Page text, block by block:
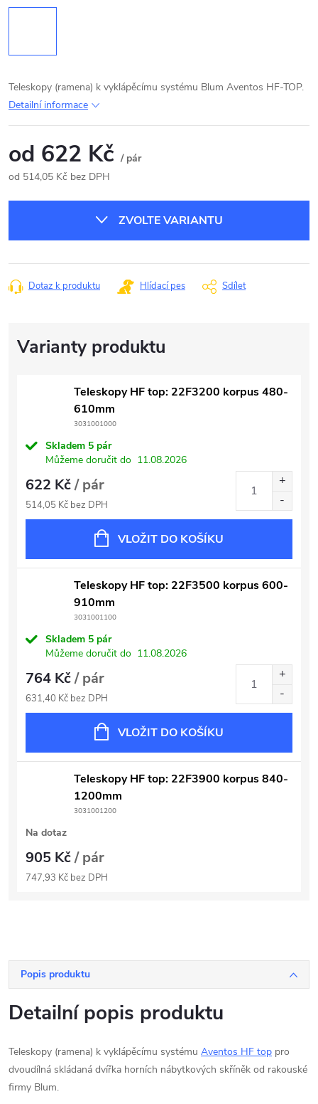
Teleskopy (ramena) k vyklápěcímu systému Blum Aventos HF-TOP.
Detailní informace
od 622 Kč / pár
od 514,05 Kč bez DPH
ZVOLTE VARIANTU
Dotaz k produktu Hlídací pes Sdílet
Teleskopy HF top: 22F3200 korpus 480-
610mm
3031001000
Skladem 5 pár
Můžeme doručit do 11.08.2026
622 Kč/ pár
514,05 Kč bez DPH
VLOŽIT DO KOŠÍKU
Teleskopy HF top: 22F3500 korpus 600-
910mm
3031001100
Skladem 5 pár
Můžeme doručit do 11.08.2026
764 Kč/ pár
631,40 Kč bez DPH
VLOŽIT DO KOŠÍKU
Teleskopy HF top: 22F3900 korpus 840-
1200mm
3031001200
Na dotaz
905 Kč/ pár
747,93 Kč bez DPH
Popis produktu
Detailní popis produktu
Teleskopy (ramena) k vyklápěcímu systému Aventos HF top pro
dvoudílná skládaná dvířka horních nábytkových skříněk od rakouské
firmy Blum.